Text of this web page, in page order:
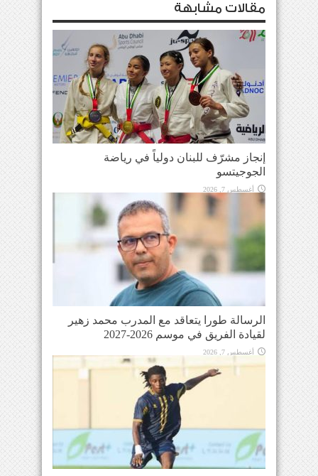
مقالات مشابهة
إنجاز مشرّف للبنان دولياً في رياضة
الجوجيتسو
أغسطس 7, 2026
الرسالة طورا يتعاقد مع المدرب محمد زهير
لقيادة الفريق في موسم 2026-2027
أغسطس 7, 2026